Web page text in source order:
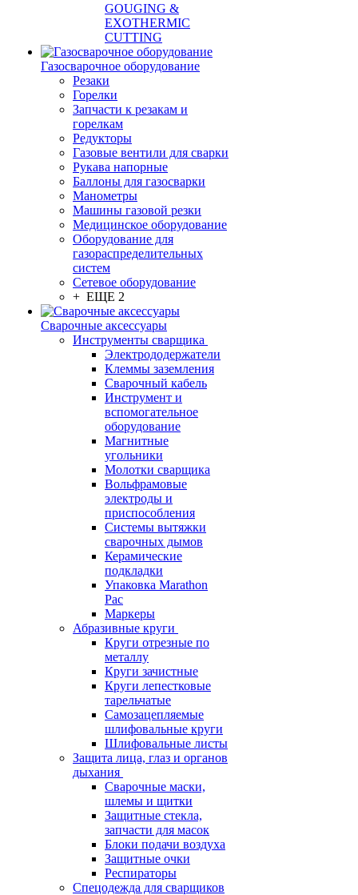
GOUGING &
EXOTHERMIC
CUTTING
Газосварочное оборудование
Резаки
Горелки
Запчасти к резакам и
горелкам
Редукторы
Газовые вентили для сварки
Рукава напорные
Баллоны для газосварки
Манометры
Машины газовой резки
Медицинское оборудование
Оборудование для
газораспределительных
систем
Сетевое оборудование
+ ЕЩЕ 2
Сварочные аксессуары
Инструменты сварщика
Электрододержатели
Клеммы заземления
Сварочный кабель
Инструмент и
вспомогательное
оборудование
Магнитные
угольники
Молотки сварщика
Вольфрамовые
электроды и
приспособления
Системы вытяжки
сварочных дымов
Керамические
подкладки
Упаковка Marathon
Pac
Маркеры
Абразивные круги
Круги отрезные по
металлу
Круги зачистные
Круги лепестковые
тарельчатые
Самозацепляемые
шлифовальные круги
Шлифовальные листы
Защита лица, глаз и органов
дыхания
Сварочные маски,
шлемы и щитки
Защитные стекла,
запчасти для масок
Блоки подачи воздуха
Защитные очки
Респираторы
Спецодежда для сварщиков